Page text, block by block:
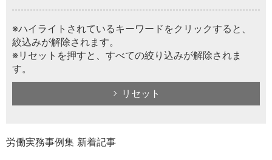
※ハイライトされているキーワードをクリックすると、
絞込みが解除されます。
※リセットを押すと、すべての絞り込みが解除されま
す。
リセット
労働実務事例集 新着記事